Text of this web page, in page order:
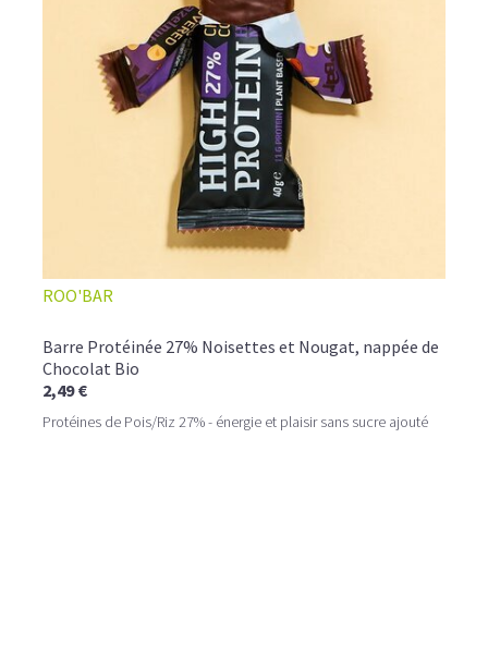
ROO'BAR
Barre Protéinée 27% Noisettes et Nougat, nappée de
Chocolat Bio
2,49 €
Protéines de Pois/Riz 27% - énergie et plaisir sans sucre ajouté